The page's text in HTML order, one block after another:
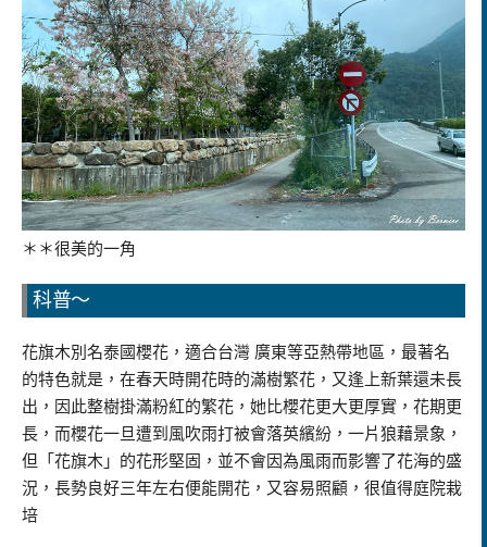
＊＊很美的一角
科普～
花旗木別名泰國櫻花，適合台灣 廣東等亞熱帶地區，最著名
的特色就是，在春天時開花時的滿樹繁花，又逢上新葉還未長
出，因此整樹掛滿粉紅的繁花，她比櫻花更大更厚實，花期更
長，而櫻花一旦遭到風吹雨打被會落英繽紛，一片狼藉景象，
但「花旗木」的花形堅固，並不會因為風雨而影響了花海的盛
況，長勢良好三年左右便能開花，又容易照顧，很值得庭院栽
培